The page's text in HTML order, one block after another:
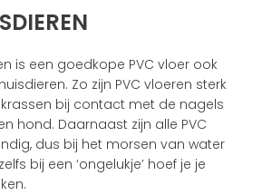
is een goedkope PVC vloer ook
Zo zijn PVC vloeren sterk
bij contact met de nagels
hond. Daarnaast zijn alle PVC
dus bij het morsen van water
bij een ‘ongelukje’ hoef je je